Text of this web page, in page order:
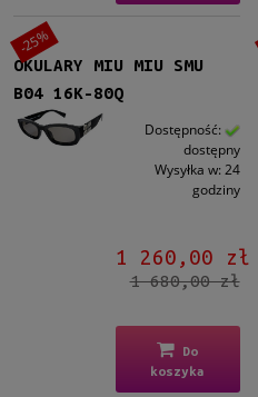
OKULARY MIU MIU SMU
B04 16K-80Q
Dostępność:
dostępny
Wysyłka w: 24
godziny
1 260,00 zł
1 680,00 zł
Do
koszyka
-25%